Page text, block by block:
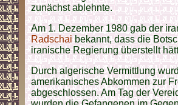
zunächst ablehnte.
Am 1. Dezember 1980 gab der
Radschaibekannt, dass die
iranische Regierung überstellt
Durch algerische Vermittlung
amerikanisches Abkommen zur
abgeschlossen. Am Tag der